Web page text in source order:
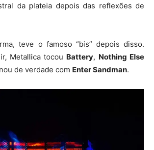
da plateia depois das reflexões de
teve o famoso “bis” depois disso.
Metallica tocou Battery, Nothing Else
de verdade com Enter Sandman.